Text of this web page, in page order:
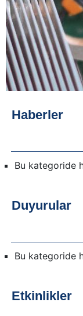
Haberler
Bu kategoride
Duyurular
Bu kategoride
Etkinlikler